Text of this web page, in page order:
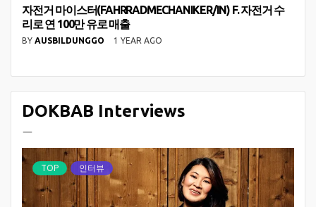
자전거 마이스터(FAHRRADMECHANIKER/IN) F. 자전거 수
리로 연 100만 유로 매출
BY AUSBILDUNGGO 1 YEAR AGO
DOKBAB Interviews
ㅡ
TOP 인터뷰